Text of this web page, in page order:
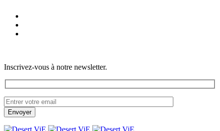
Inscrivez-vous à notre newsletter.